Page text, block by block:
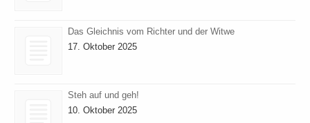
Das Gleichnis vom Richter und der Witwe
17. Oktober 2025
Steh auf und geh!
10. Oktober 2025